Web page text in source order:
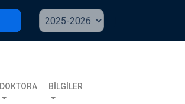
DOKTORA BİLGİLER